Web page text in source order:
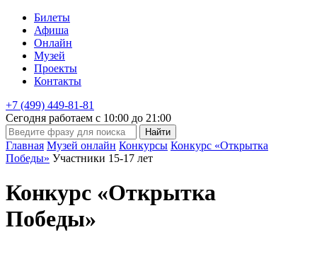
Билеты
Афиша
Онлайн
Музей
Проекты
Контакты
+7 (499) 449-81-81
Сегодня работаем с 10:00 до 21:00
Главная Музей онлайн Конкурсы Конкурс «Открытка
Победы» Участники 15-17 лет
Конкурс «Открытка
Победы»